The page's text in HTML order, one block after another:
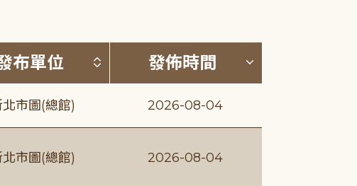
序 (升降冪)
布單位 按發布單位排序 (升降冪)
發佈時間 按發佈時間
市圖(總館) 2026-08-04
市圖(總館) 2026-08-04